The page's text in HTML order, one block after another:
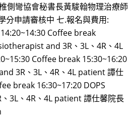
側彎協會秘書長黃駿翰物理治療師
分申請審核中 七.報名與費用:
Coffee break
and 3R、3L、4R、4L
Coffee break 15:30~16:20
3R、3L、4R、4L patient 譚仕
break 16:30~17:20 DOPS
3L、4R、4L patient 譚仕馨院長